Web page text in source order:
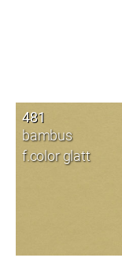
481
bambus
f.color glatt